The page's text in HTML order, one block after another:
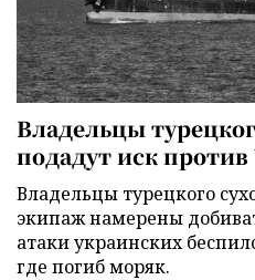
Владельцы
подадут иск против
Владельцы турецкого
экипаж намерены
атаки украинских
где погиб моряк.